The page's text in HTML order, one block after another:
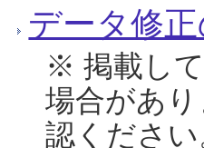
データ修
※ 掲載し
場合があ
認くださ